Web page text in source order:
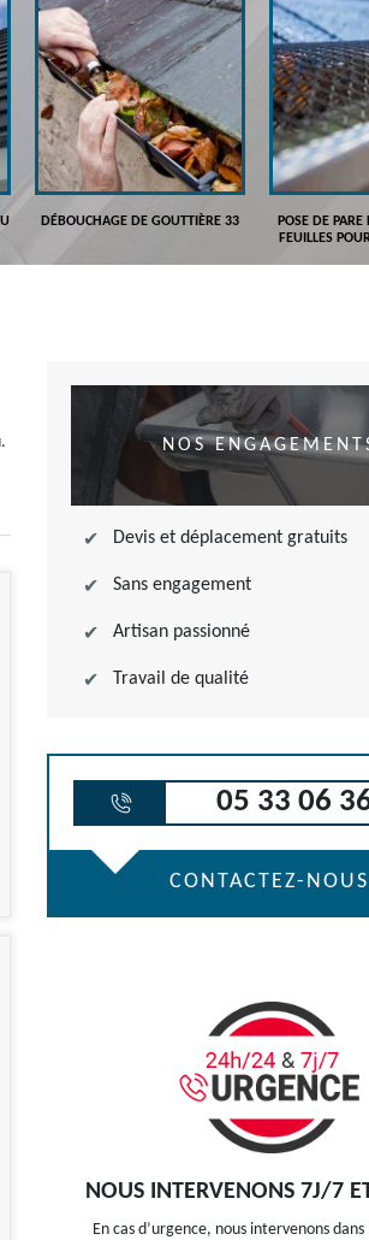
DÉBOUCHAGE DE GOUTTIÈRE 33
POSE DE PARE
FEUILLES
NOS
Devis et déplacement gratuits
Sans engagement
Artisan passionné
Travail de qualité
05 33 06
CONTACTEZ-NOUS
NOUS INTERVENONS 7J/7
En cas d’urgence, nous intervenons